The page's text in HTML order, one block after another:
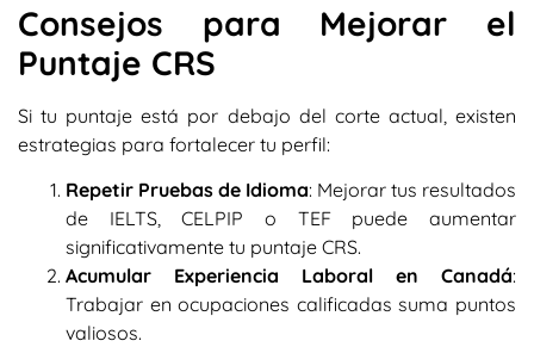
Consejos para Mejorar el
Puntaje CRS
Si tu puntaje está por debajo del corte actual, existen
estrategias para fortalecer tu perfil:
Repetir Pruebas de Idioma: Mejorar tus resultados
de IELTS, CELPIP o TEF puede aumentar
significativamente tu puntaje CRS.
Acumular Experiencia Laboral en Canadá:
Trabajar en ocupaciones calificadas suma puntos
valiosos.